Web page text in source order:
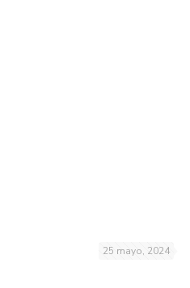
25 mayo, 2024